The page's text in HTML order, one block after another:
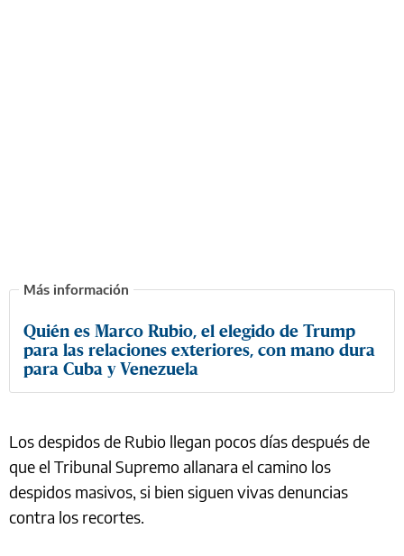
Quién es Marco Rubio, el elegido de Trump
para las relaciones exteriores, con mano dura
para Cuba y Venezuela
Los despidos de Rubio llegan pocos días después de
que el Tribunal Supremo allanara el camino los
despidos masivos, si bien siguen vivas denuncias
contra los recortes.